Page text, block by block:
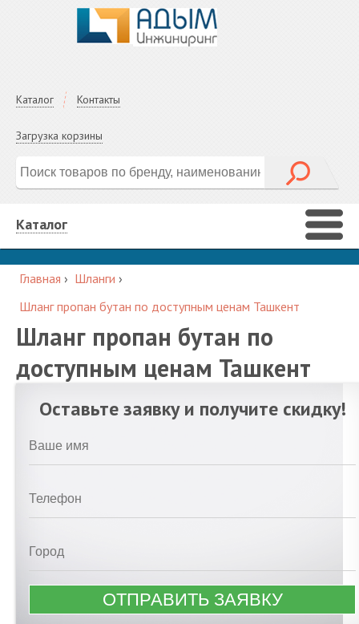
Каталог Контакты
Загрузка корзины
Каталог
Главная › Шланги ›
Шланг пропан бутан по доступным ценам Ташкент
Шланг пропан бутан по
доступным ценам Ташкент
Оставьте заявку и получите скидку!